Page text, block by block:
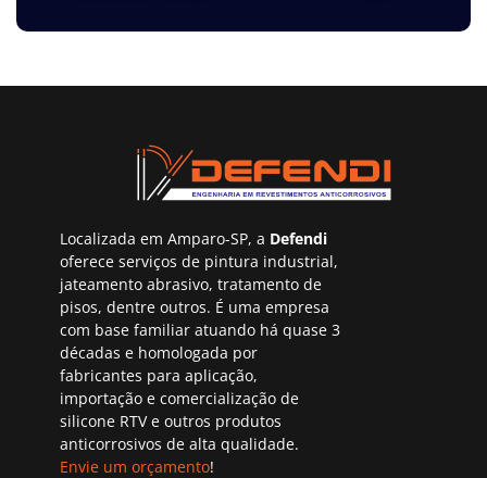
Localizada em Amparo-SP, a Defendi
oferece serviços de pintura industrial,
jateamento abrasivo, tratamento de
pisos, dentre outros. É uma empresa
com base familiar atuando há quase 3
décadas e homologada por
fabricantes para aplicação,
importação e comercialização de
silicone RTV e outros produtos
anticorrosivos de alta qualidade.
Envie um orçamento!